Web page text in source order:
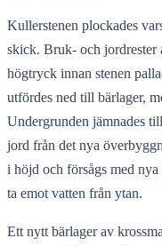
Kullerstenen plockades
skick. Bruk- och jordrester
högtryck innan stenen
utfördes ned till bärlager,
Undergrunden jämnades
jord från det nya
i höjd och försågs med
ta emot vatten från ytan.
Ett nytt bärlager av